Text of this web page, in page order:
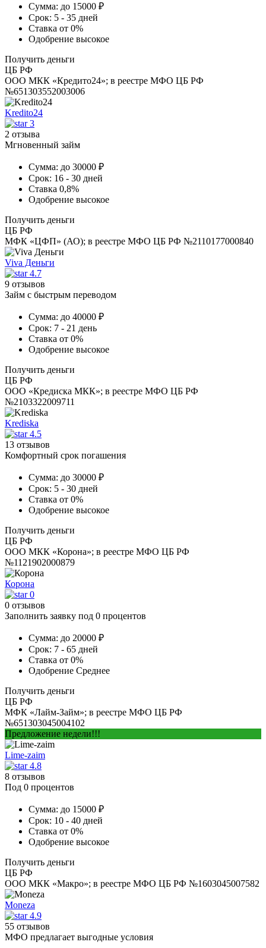
Сумма: до 15000 ₽
Срок: 5 - 35 дней
Ставка от 0%
Одобрение высокое
Получить деньги
ЦБ РФ
ООО МКК «Кредито24»; в реестре МФО ЦБ РФ
№651303552003006
Kredito24
3
2 отзыва
Мгновенный займ
Сумма: до 30000 ₽
Срок: 16 - 30 дней
Ставка 0,8%
Одобрение высокое
Получить деньги
ЦБ РФ
МФК «ЦФП» (АО); в реестре МФО ЦБ РФ №2110177000840
Viva Деньги
4.7
9 отзывов
Займ с быстрым переводом
Сумма: до 40000 ₽
Срок: 7 - 21 день
Ставка от 0%
Одобрение высокое
Получить деньги
ЦБ РФ
ООО «Кредиска МКК»; в реестре МФО ЦБ РФ
№2103322009711
Krediska
4.5
13 отзывов
Комфортный срок погашения
Сумма: до 30000 ₽
Срок: 5 - 30 дней
Ставка от 0%
Одобрение высокое
Получить деньги
ЦБ РФ
ООО МКК «Корона»; в реестре МФО ЦБ РФ
№1121902000879
Корона
0
0 отзывов
Заполнить заявку под 0 процентов
Сумма: до 20000 ₽
Срок: 7 - 65 дней
Ставка от 0%
Одобрение Среднее
Получить деньги
ЦБ РФ
МФК «Лайм-Займ»; в реестре МФО ЦБ РФ
№651303045004102
Предложение недели!!!
Lime-zaim
4.8
8 отзывов
Под 0 процентов
Сумма: до 15000 ₽
Срок: 10 - 40 дней
Ставка от 0%
Одобрение высокое
Получить деньги
ЦБ РФ
ООО МКК «Макро»; в реестре МФО ЦБ РФ №1603045007582
Moneza
4.9
55 отзывов
МФО предлагает выгодные условия